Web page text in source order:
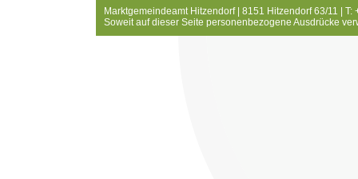
Marktgemeindeamt Hitzendorf | 8151 Hitzendorf 63/11 |
Soweit auf dieser Seite personenbezogene Ausdrücke